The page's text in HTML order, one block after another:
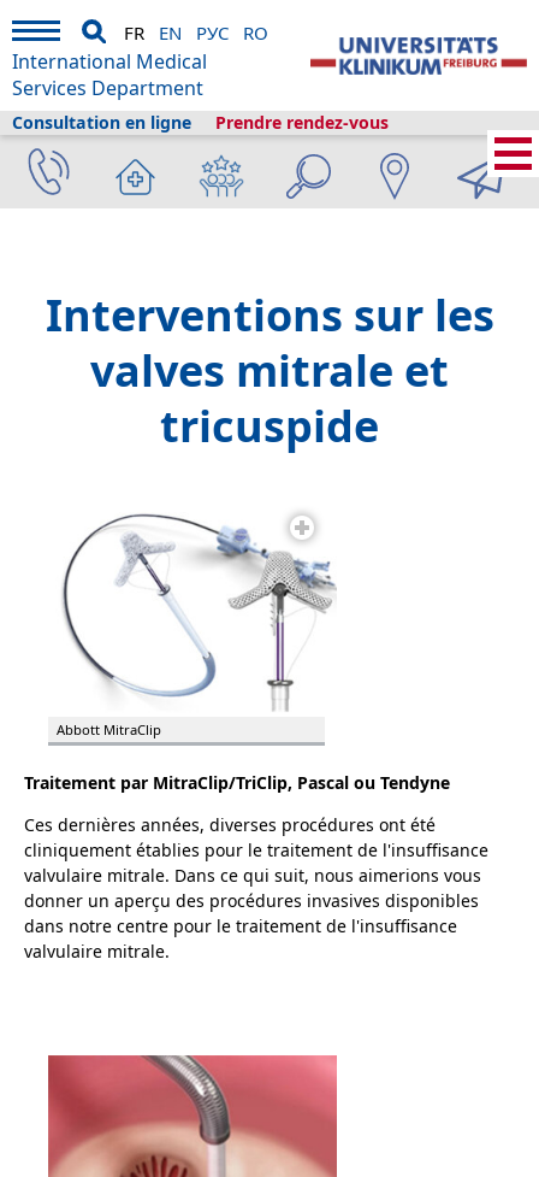
Prendre rendez-vous
Consultation en ligne
FR EN РУС RO
International Medical
Services Department
Services médicaux internationaux Services médicaux ›Cliniques et
départements
›Centre de cardiologie, Université de Fribourg
Cardiologie et
angiologie
ISAH›Interventions sur les valves mitrale et tricuspide
Interventions sur les
valves mitrale et
tricuspide
Abbott MitraClip
Traitement par MitraClip/TriClip, Pascal ou Tendyne
Ces dernières années, diverses procédures ont été
cliniquement établies pour le traitement de l'insuffisance
valvulaire mitrale. Dans ce qui suit, nous aimerions vous
donner un aperçu des procédures invasives disponibles
dans notre centre pour le traitement de l'insuffisance
valvulaire mitrale.